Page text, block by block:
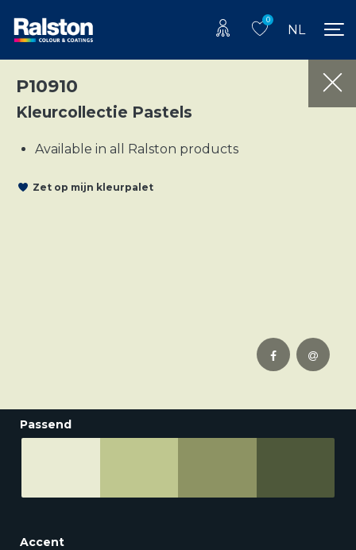
0
NL
P10910
Kleurcollectie Pastels
Available in all Ralston products
Zet op mijn kleurpalet
Passend
Accent